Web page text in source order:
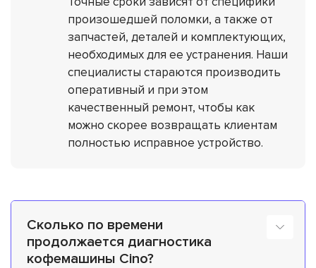
произошедшей поломки, а также от
запчастей, деталей и комплектующих,
необходимых для ее устранения. Наши
специалисты стараются производить
оперативный и при этом
качественный ремонт, чтобы как
можно скорее возвращать клиентам
полностью исправное устройство.
Сколько по времени
продолжается диагностика
кофемашины Cino?